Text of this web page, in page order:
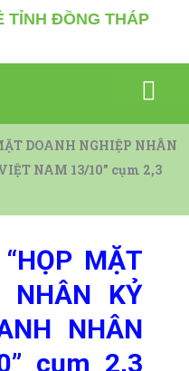
TỈNH ĐỒNG THÁP
DOANH NGHIỆP NHÂN
NAM 13/10” cụm 2,3
MẶT
NHÂN KỶ
NHÂN
cụm 2,3